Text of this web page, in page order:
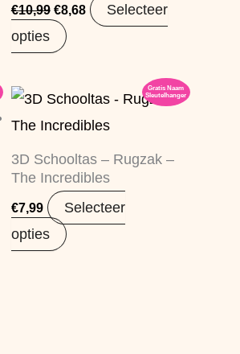
€10,99 €8,68
Selecteer
opties
Gratis Naam
Sleutelhanger
3D Schooltas – Rugzak –
The Incredibles
€7,99
Selecteer
opties